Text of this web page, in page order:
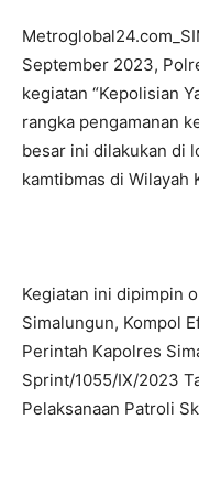
September 2023,
kegiatan “Kepolisian
rangka pengamanan
besar ini dilakukan di
kamtibmas di Wilayah
Kegiatan ini dipimpin
Simalungun, Kompol
Perintah Kapolres
Sprint/1055/IX/2023
Pelaksanaan Patroli